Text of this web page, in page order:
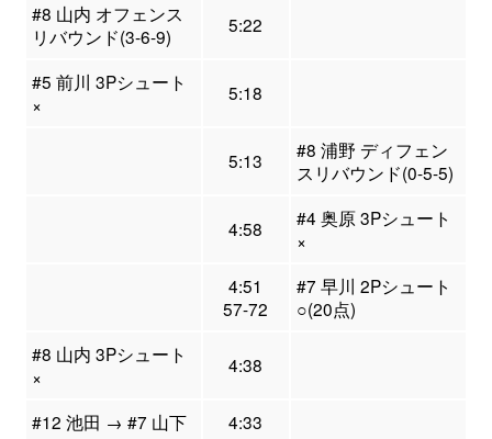
#8 山内 オフェンス
リバウンド(3-6-9)
5:22
#5 前川 3Pシュート
×
5:18
5:13
#8 浦野 ディフェン
スリバウンド(0-5-5)
4:58
#4 奥原 3Pシュート
×
4:51
57-72
#7 早川 2Pシュート
○(20点)
#8 山内 3Pシュート
×
4:38
#12 池田 → #7 山下 4:33